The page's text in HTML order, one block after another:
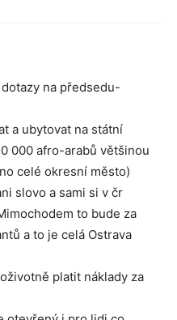
na předsedu-
a ubytovat na státní
000 afro-arabů většinou
celé okresní město)
slovo a sami si v čr
to bude za
a to je celá Ostrava
platit náklady za